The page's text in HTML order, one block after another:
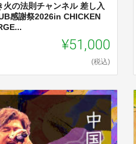
火の法則チャンネル 差し入
感謝祭2026in CHICKEN
¥51,000
(税込)